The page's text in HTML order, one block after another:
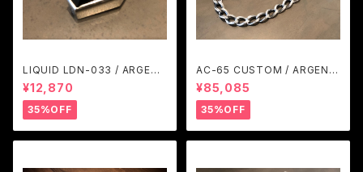
LIQUID LDN-033 / ARGENT
GLEAM
¥12,870
35%OFF
AC-65 CUSTOM / ARGENT
GLEAM
¥85,085
35%OFF